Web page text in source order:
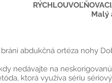
Malý
abdukčná ortéza nohy
nedávajte na
ktorá využíva sériu